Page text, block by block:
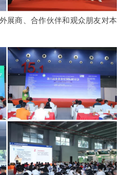
展商、合作伙伴和观众朋友对本